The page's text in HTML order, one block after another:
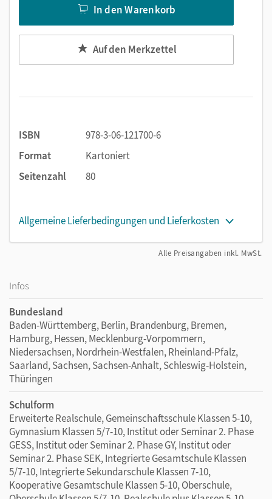
In den Warenkorb
Auf den Merkzettel
ISBN
978-3-06-121700-6
Format
Kartoniert
Seitenzahl
80
Allgemeine Lieferbedingungen und Lieferkosten
Alle Preisangaben inkl. MwSt.
Infos
Bundesland
Baden-Württemberg, Berlin, Brandenburg, Bremen,
Hamburg, Hessen, Mecklenburg-Vorpommern,
Niedersachsen, Nordrhein-Westfalen, Rheinland-Pfalz,
Saarland, Sachsen, Sachsen-Anhalt, Schleswig-Holstein,
Thüringen
Schulform
Erweiterte Realschule, Gemeinschaftsschule Klassen 5-10,
Gymnasium Klassen 5/7-10, Institut oder Seminar 2. Phase
GESS, Institut oder Seminar 2. Phase GY, Institut oder
Seminar 2. Phase SEK, Integrierte Gesamtschule Klassen
5/7-10, Integrierte Sekundarschule Klassen 7-10,
Kooperative Gesamtschule Klassen 5-10, Oberschule,